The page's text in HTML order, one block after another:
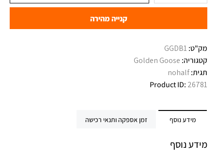
קנייה מהירה
מק"ט: GGDB1
קטגוריה: Golden Goose
תגית:nohalf
Product ID: 26781
מידע נוסף זמן אספקה ותנאי רכישה
מידע נוסף